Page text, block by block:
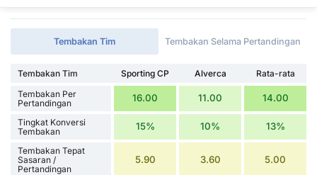
Tembakan Tim Tembakan Selama Pertandingan
Tembakan Tim Sporting CP Alverca
Rata-rata
Tembakan Per
Pertandingan
16.00 11.00 14.00
Tingkat Konversi
Tembakan
15% 10% 13%
Tembakan Tepat
Sasaran /
Pertandingan
5.90 3.60 5.00